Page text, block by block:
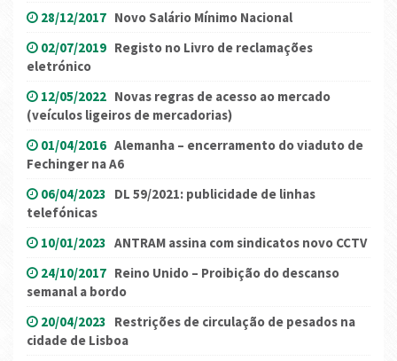
28/12/2017 Novo Salário Mínimo Nacional
02/07/2019 Registo no Livro de reclamações
eletrónico
12/05/2022 Novas regras de acesso ao mercado
(veículos ligeiros de mercadorias)
01/04/2016 Alemanha – encerramento do viaduto de
Fechinger na A6
06/04/2023 DL 59/2021: publicidade de linhas
telefónicas
10/01/2023 ANTRAM assina com sindicatos novo CCTV
24/10/2017 Reino Unido – Proibição do descanso
semanal a bordo
20/04/2023 Restrições de circulação de pesados na
cidade de Lisboa